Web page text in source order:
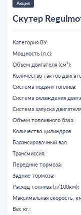
Акция
Скутер
Категория ВУ:
Мощность (л.с):
Объем двигателя (см³):
Количество тактов
Система подачи топлива:
Система охлаждения
Система запуска
Объем топливного бака:
Количество цилиндров:
Балансировочный вал:
Трансмиссия:
Передние тормоза:
Задние тормоза:
Расход топлива (л/100км):
Максимальная скорость,
Вес кг.: